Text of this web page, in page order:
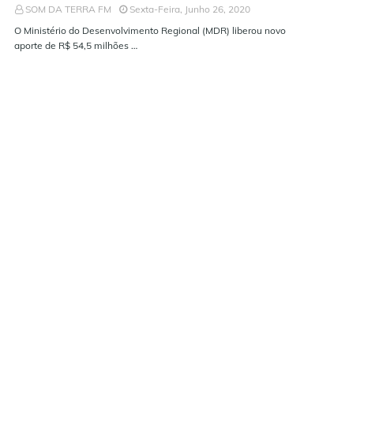
SOM DA TERRA FM
Sexta-Feira, Junho 26, 2020
O Ministério do Desenvolvimento Regional (MDR) liberou novo
aporte de R$ 54,5 milhões …